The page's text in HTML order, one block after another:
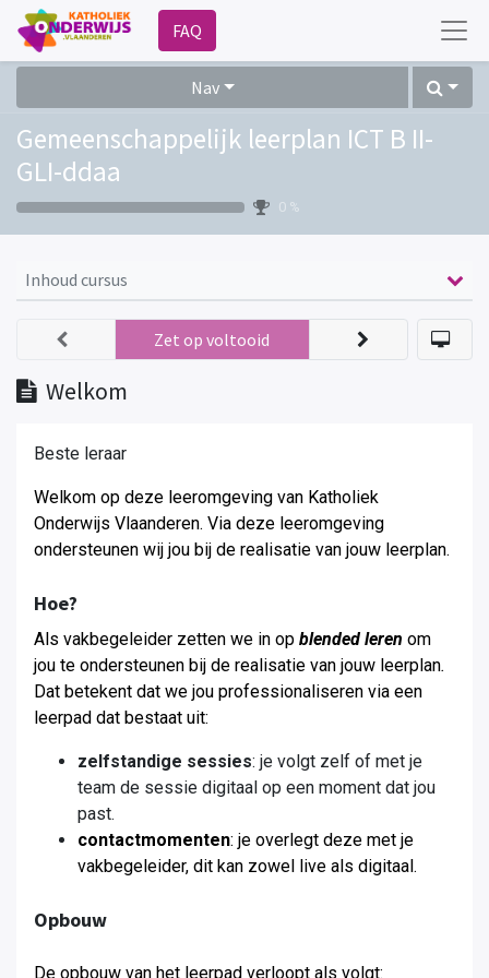
FAQ
Nav
Gemeenschappelijk leerplan ICT B II-
GLI-ddaa
0 %
Inhoud cursus
Welkom
Zet op voltooid
Beste leraar
Welkom op deze leeromgeving van Katholiek
Onderwijs Vlaanderen. Via deze leeromgeving
ondersteunen wij jou bij de realisatie van jouw leerplan.
Hoe?
Als vakbegeleider zetten we in op blended leren om
jou te ondersteunen bij de realisatie van jouw leerplan.
Dat betekent dat we jou professionaliseren via een
leerpad dat bestaat uit:
zelfstandige sessies: je volgt zelf of met je
team de sessie digitaal op een moment dat jou
past.
contactmomenten: je overlegt deze met je
vakbegeleider, dit kan zowel live als digitaal.
Opbouw
De opbouw van het leerpad verloopt als volgt: